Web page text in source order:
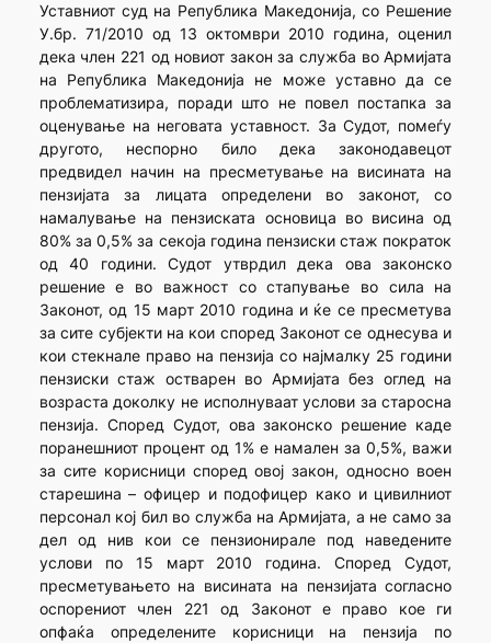
Уставниот суд на Република Македонија, со Решение
У.бр. 71/2010 од 13 октомври 2010 година, оценил
дека член 221 од новиот закон за служба во Армијата
на Република Македонија не може уставно да се
проблематизира, поради што не повел постапка за
оценување на неговата уставност. За Судот, помеѓу
другото, неспорно било дека законодавецот
предвидел начин на пресметување на висината на
пензијата за лицата определени во законот, со
намалување на пензиската основица во висина од
80% за 0,5% за секоја година пензиски стаж пократок
од 40 години. Судот утврдил дека ова законско
решение е во важност со стапување во сила на
Законот, од 15 март 2010 година и ќе се пресметува
за сите субјекти на кои според Законот се однесува и
кои стекнале право на пензија со најмалку 25 години
пензиски стаж остварен во Армијата без оглед на
возраста доколку не исполнуваат услови за старосна
пензија. Според Судот, ова законско решение каде
поранешниот процент од 1% е намален за 0,5%, важи
за сите корисници според овој закон, односно воен
старешина – офицер и подофицер како и цивилниот
персонал кој бил во служба на Армијата, а не само за
дел од нив кои се пензионирале под наведените
услови по 15 март 2010 година. Според Судот,
пресметувањето на висината на пензијата согласно
оспорениот член 221 од Законот е право кое ги
опфаќа определените корисници на пензија по